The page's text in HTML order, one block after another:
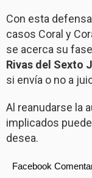
Con esta
casos Coral y
se acerca su
Rivas del Sexto
si envía o no a
Al reanudarse la
implicados
desea.
Facebook